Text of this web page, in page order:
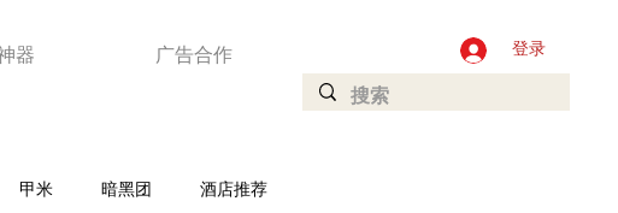
器 广告合作 登录
甲米 暗黑团 酒店推荐